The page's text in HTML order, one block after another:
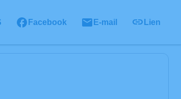
Facebook E-mail Lien